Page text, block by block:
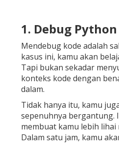
1. Debug
Mendebug kode adalah
kasus ini, kamu akan
Tapi bukan sekadar
konteks kode dengan
dalam.
Tidak hanya itu, kamu
sepenuhnya bergantung.
membuat kamu lebih
Dalam satu jam, kamu